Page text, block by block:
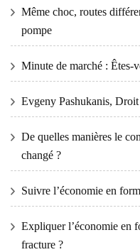
Même choc, routes
pompe
Minute de marché : Êtes-
Evgeny Pashukanis,
De quelles manières le
changé ?
Suivre l’économie en
Expliquer l’économie en
fracture ?